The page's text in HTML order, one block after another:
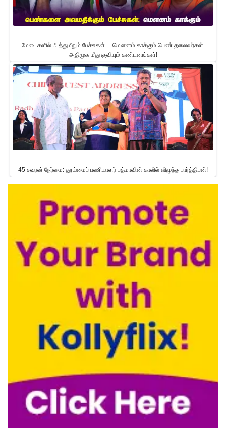
மேடைகளில் அத்துமீறும் பேச்சுகள்… மௌனம் காக்கும் பெண் தலைவர்கள்:
அதிமுக மீது குவியும் கண்டனங்கள்!
45 சவரன் நேர்மை: தூய்மைப் பணியாளர் பத்மாவின் காலில் விழுந்த பார்த்திபன்!